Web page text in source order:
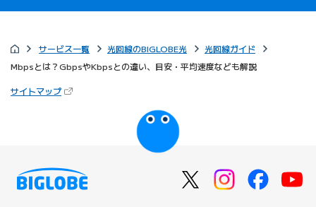
サービス一覧 光回線のBIGLOBE光
光回線ガイド
Mbpsとは？GbpsやKbpsとの違い、目安・平均速度なども解説
サイトマップ（新しいタブで開きます）